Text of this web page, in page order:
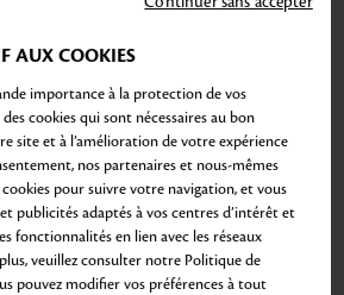
AUX COOKIES
importance à la protection de vos
cookies qui sont nécessaires au bon
site et à l’amélioration de votre expérience
nos partenaires et nous-mêmes
pour suivre votre navigation, et vous
publicités adaptés à vos centres d’intérêt et
fonctionnalités en lien avec les réseaux
veuillez consulter notre Politique de
pouvez modifier vos préférences à tout